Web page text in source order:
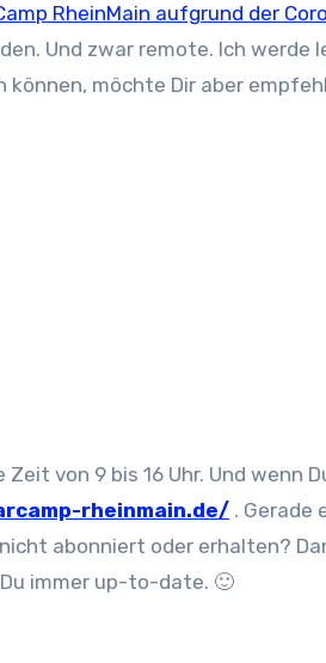
RheinMain aufgrund der
Und zwar remote. Ich werde
möchte Dir aber
von 9 bis 16 Uhr. Und wenn
rheinmain.de/ . Gerade
abonniert oder erhalten?
immer up-to-date. 🙂